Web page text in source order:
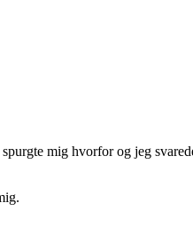
mig hvorfor og jeg